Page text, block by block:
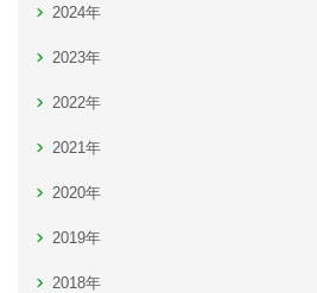
2024年
2023年
2022年
2021年
2020年
2019年
2018年